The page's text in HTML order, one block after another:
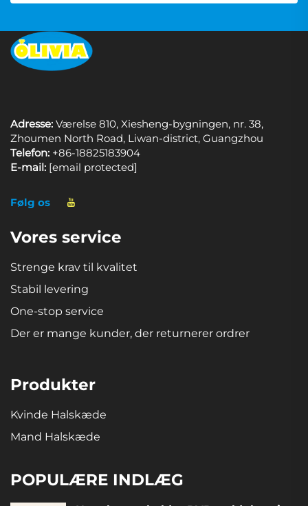
Adresse: Værelse 810, Xiesheng-bygningen, nr. 38,
Zhoumen North Road, Liwan-district, Guangzhou
Telefon: +86-18825183904
E-mail: [email protected]
Følg os
Vores service
Strenge krav til kvalitet
Stabil levering
One-stop service
Der er mange kunder, der returnerer ordrer
Produkter
Kvinde Halskæde
Mand Halskæde
POPULÆRE INDLÆG